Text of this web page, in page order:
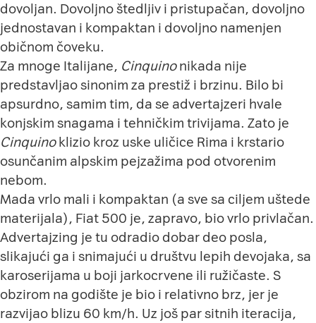
dovoljan. Dovoljno štedljiv i pristupačan, dovoljno
jednostavan i kompaktan i dovoljno namenjen
običnom čoveku.
Za mnoge Italijane, Cinquinonikada nije
predstavljao sinonim za prestiž i brzinu. Bilo bi
apsurdno, samim tim, da se advertajzeri hvale
konjskim snagama i tehničkim trivijama. Zato je
Cinquinoklizio kroz uske uličice Rima i krstario
osunčanim alpskim pejzažima pod otvorenim
nebom.
Mada vrlo mali i kompaktan (a sve sa ciljem uštede
materijala), Fiat 500 je, zapravo, bio vrlo privlačan.
Advertajzing je tu odradio dobar deo posla,
slikajući ga i snimajući u društvu lepih devojaka, sa
karoserijama u boji jarkocrvene ili ružičaste. S
obzirom na godište je bio i relativno brz, jer je
razvijao blizu 60 km/h. Uz još par sitnih iteracija,